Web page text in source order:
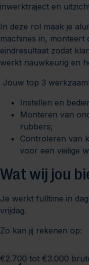
inwerktraject en
In deze rol maak je
machines in,
eindresultaat zodat
werkt nauwkeurig en
Jouw top 3
Instellen en
Monteren van
rubbers;
Controleren van
voor een veilige
Wat wij jou
Je werkt fulltime in
vrijdag.
Zo kan jij rekenen op:
€2.700 tot €3.000